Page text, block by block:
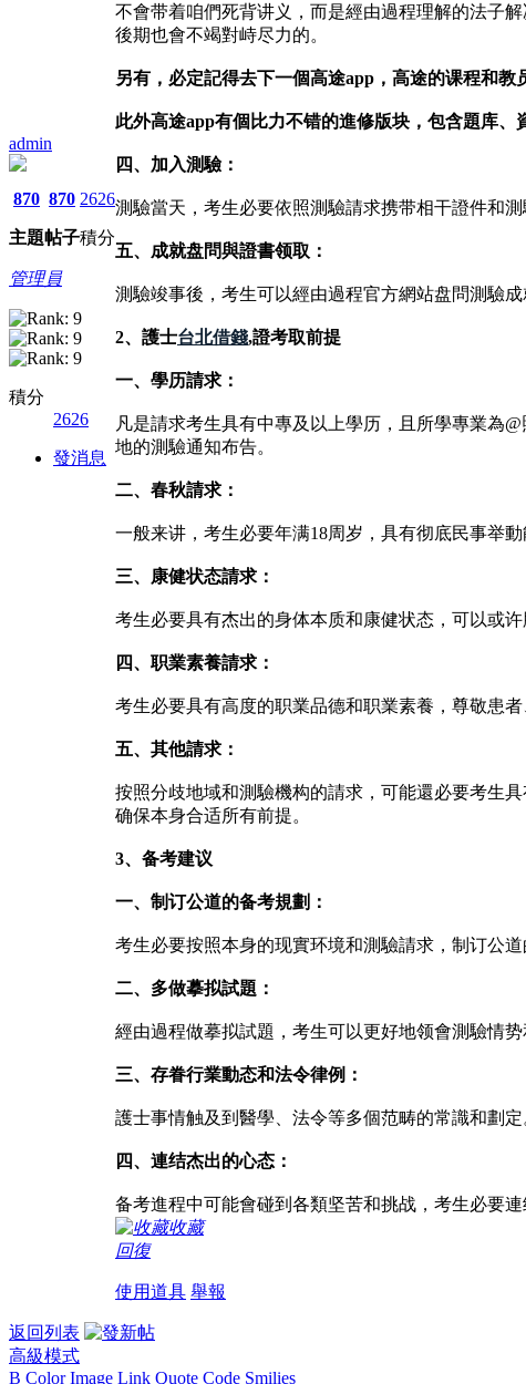
admin
870
主題
870
帖子
2626
積分
管理員
積分
2626
發消息
不會带着咱們死背讲义，而是經由過程理解的法子
後期也會不竭對峙尽力的。
另有，必定記得去下一個高途app，高途的课程和
此外高途app有個比力不错的進修版块，包含題库
四、加入測驗：
測驗當天，考生必要依照測驗請求携带相干證件和
五、成就盘問與證書领取：
測驗竣事後，考生可以經由過程官方網站盘問測驗
2、護士台北借錢,證考取前提
一、學历請求：
凡是請求考生具有中專及以上學历，且所學專業為
地的測驗通知布告。
二、春秋請求：
一般来讲，考生必要年满18周岁，具有彻底民事举
三、康健状态請求：
考生必要具有杰出的身体本质和康健状态，可以或
四、职業素養請求：
考生必要具有高度的职業品德和职業素養，尊敬患
五、其他請求：
按照分歧地域和測驗機构的請求，可能還必要考生
确保本身合适所有前提。
3、备考建议
一、制订公道的备考規劃：
考生必要按照本身的现實环境和測驗請求，制订公
二、多做摹拟試題：
經由過程做摹拟試題，考生可以更好地领會測驗情
三、存眷行業動态和法令律例：
護士事情触及到醫學、法令等多個范畴的常識和劃
四、連结杰出的心态：
备考進程中可能會碰到各類坚苦和挑战，考生必要
收藏
回復
使用道具 舉報
返回列表
高級模式
B Color Image Link Quote Code Smilies